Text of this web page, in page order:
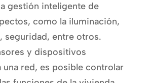
gestión inteligente de
como la iluminación,
seguridad, entre otros.
y dispositivos
una red, es posible controlar